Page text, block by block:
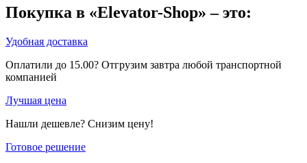
Покупка в «Elevator-Shop» – это:
Удобная доставка
Оплатили до 15.00? Отгрузим завтра любой транспортной
компанией
Лучшая цена
Нашли дешевле? Снизим цену!
Готовое решение